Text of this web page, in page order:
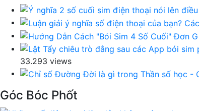
33.293 views
Góc Bóc Phốt